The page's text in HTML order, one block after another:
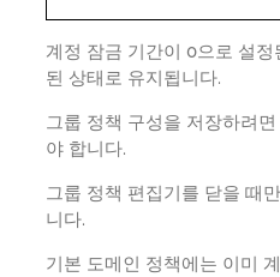
계정 잠금 기간이 0으로 설
된 상태로 유지됩니다.
그룹 정책 구성을 저장하려
야 합니다.
그룹 정책 편집기를 닫을 때
니다.
기본 도메인 정책에는 이미